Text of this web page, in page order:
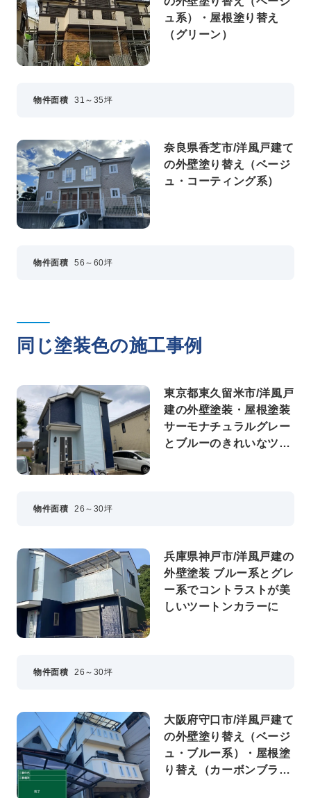
ュ系）・屋根塗り替え
（グリーン）
物件面積 31～35坪
奈良県香芝市/洋風戸建て
の外壁塗り替え（ベージ
ュ・コーティング系）
物件面積 56～60坪
同じ塗装色の施工事例
東京都東久留米市/洋風戸
建の外壁塗装・屋根塗装
サーモナチュラルグレー
とブルーのきれいなツー
物件面積 26～30坪
兵庫県神戸市/洋風戸建の
外壁塗装 ブルー系とグレ
ー系でコントラストが美
しいツートンカラーに
物件面積 26～30坪
大阪府守口市/洋風戸建て
の外壁塗り替え（ベージ
ュ・ブルー系）・屋根塗
り替え（カーボンブラッ